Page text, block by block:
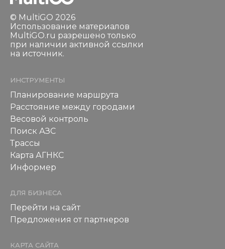
© MultiGO 2026
Использование материалов
MultiGO.ru разрешено только
при наличии активной ссылки
на источник.
ИНСТРУМЕНТЫ
Планирование маршрута
Расстояние между городами
Весовой контроль
Поиск АЗС
Трассы
Карта АГНКС
Информер
ДЛЯ БИЗНЕСА
Перейти на сайт
Предложения от партнеров
КАРТА САЙТА